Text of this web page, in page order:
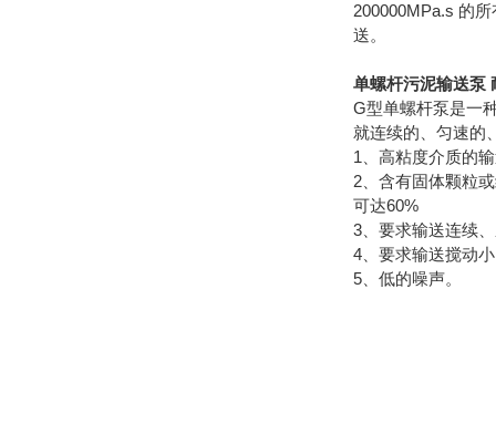
200000MPa.s 的
送。
单螺杆污泥输送泵
G型单螺杆泵是一
就连续的、匀速的
1、高粘度介质的
2、含有固体颗粒
可达60%
3、要求输送连续
4、要求输送搅动
5、低的噪声。